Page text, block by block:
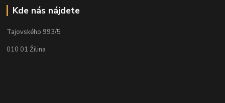
Kde nás nájdete
Tajovského 993/5
010 01 Žilina